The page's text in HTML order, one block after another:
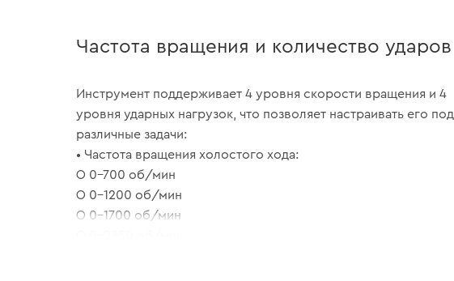
Частота вращения и количество ударов
Инструмент поддерживает 4 уровня скорости вращения и 4
уровня ударных нагрузок, что позволяет настраивать его под
различные задачи:
• Частота вращения холостого хода:
○ 0–700 об/мин
○ 0–1200 об/мин
○ 0–1700 об/мин